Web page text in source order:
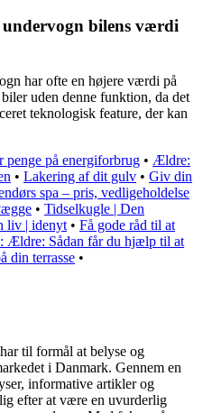
bilens værdi
har ofte en højere værdi på
uden denne funktion, da det
teknologisk feature, der kan
penge på energiforbrug • Ældre:
• Lakering af dit gulv • Giv din
spa – pris, vedligeholdelse
• Tidselkugle | Den
liv | idenyt • Få gode råd til at
Ældre: Sådan får du hjælp til at
din terrasse •
til formål at belyse og
i Danmark. Gennem en
informative artikler og
efter at være en uvurderlig